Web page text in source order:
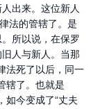
出来。这位新人
法的管辖了。是
所以说，在保罗
人与新人。当那
法死了以后，同一
辖了。也就是
如今变成了“丈夫